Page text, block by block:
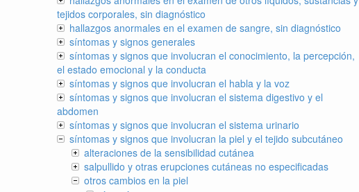
tejidos corporales, sin diagnóstico
hallazgos anormales en el examen de sangre, sin diagnóstico
síntomas y signos generales
síntomas y signos que involucran el conocimiento, la percepción,
el estado emocional y la conducta
síntomas y signos que involucran el habla y la voz
síntomas y signos que involucran el sistema digestivo y el
abdomen
síntomas y signos que involucran el sistema urinario
síntomas y signos que involucran la piel y el tejido subcutáneo
alteraciones de la sensibilidad cutánea
salpullido y otras erupciones cutáneas no especificadas
otros cambios en la piel